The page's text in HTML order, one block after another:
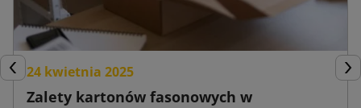
Poprzedni
24 kwietnia 2025
Zalety kartonów fasonowych w